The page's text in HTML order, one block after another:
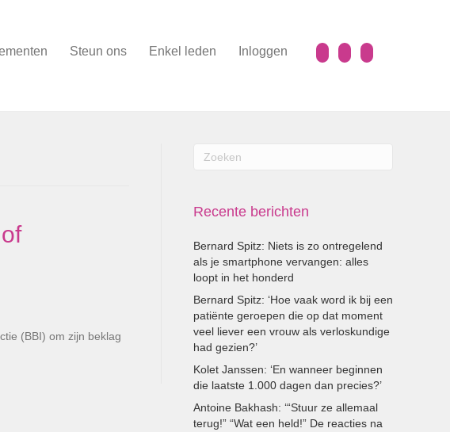
Steun ons Enkel leden Inloggen
(BBI) om zijn beklag
Recente berichten
Bernard Spitz: Niets is zo ontregelend
als je smartphone vervangen: alles
loopt in het honderd
Bernard Spitz: ‘Hoe vaak word ik bij een
patiënte geroepen die op dat moment
veel liever een vrouw als verloskundige
had gezien?’
Kolet Janssen: ‘En wanneer beginnen
die laatste 1.000 dagen dan precies?’
Antoine Bakhash: ‘“Stuur ze allemaal
terug!” “Wat een held!” De reacties na